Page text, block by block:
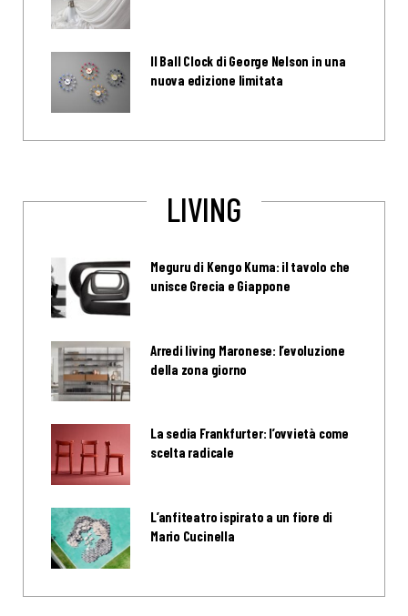
Il Ball Clock di George Nelson in una
nuova edizione limitata
LIVING
Meguru di Kengo Kuma: il tavolo che
unisce Grecia e Giappone
Arredi living Maronese: l’evoluzione
della zona giorno
La sedia Frankfurter: l’ovvietà come
scelta radicale
L’anfiteatro ispirato a un fiore di
Mario Cucinella